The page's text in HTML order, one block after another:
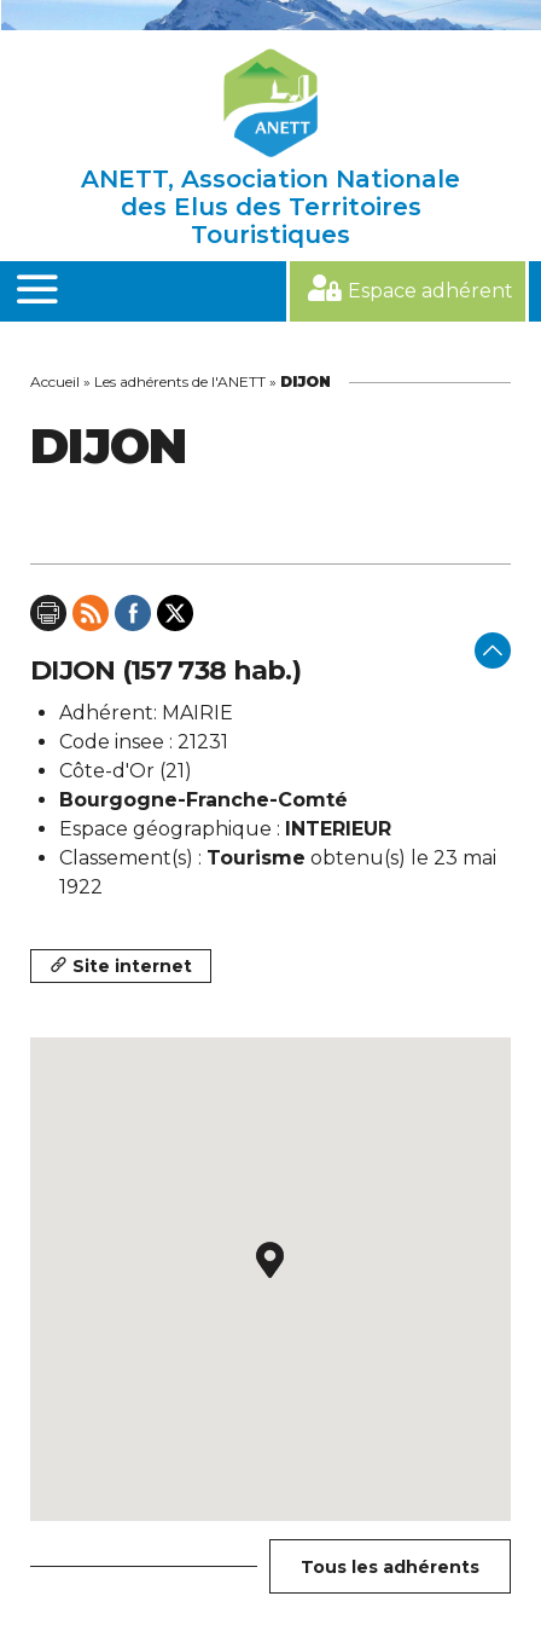
ANETT, Association Nationale
des Elus des Territoires
Touristiques
MENU
Espace adhérent
Accueil » Les adhérents de l'ANETT » DIJON
DIJON
DIJON (157 738 hab.)
Adhérent: MAIRIE
Code insee : 21231
Côte-d'Or (21)
Bourgogne-Franche-Comté
Espace géographique : INTERIEUR
Classement(s) : Tourisme obtenu(s) le 23 mai
1922
Site internet
Tous les adhérents